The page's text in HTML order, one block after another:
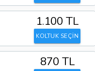
1.100 TL
KOLTUK SEÇİN
870 TL